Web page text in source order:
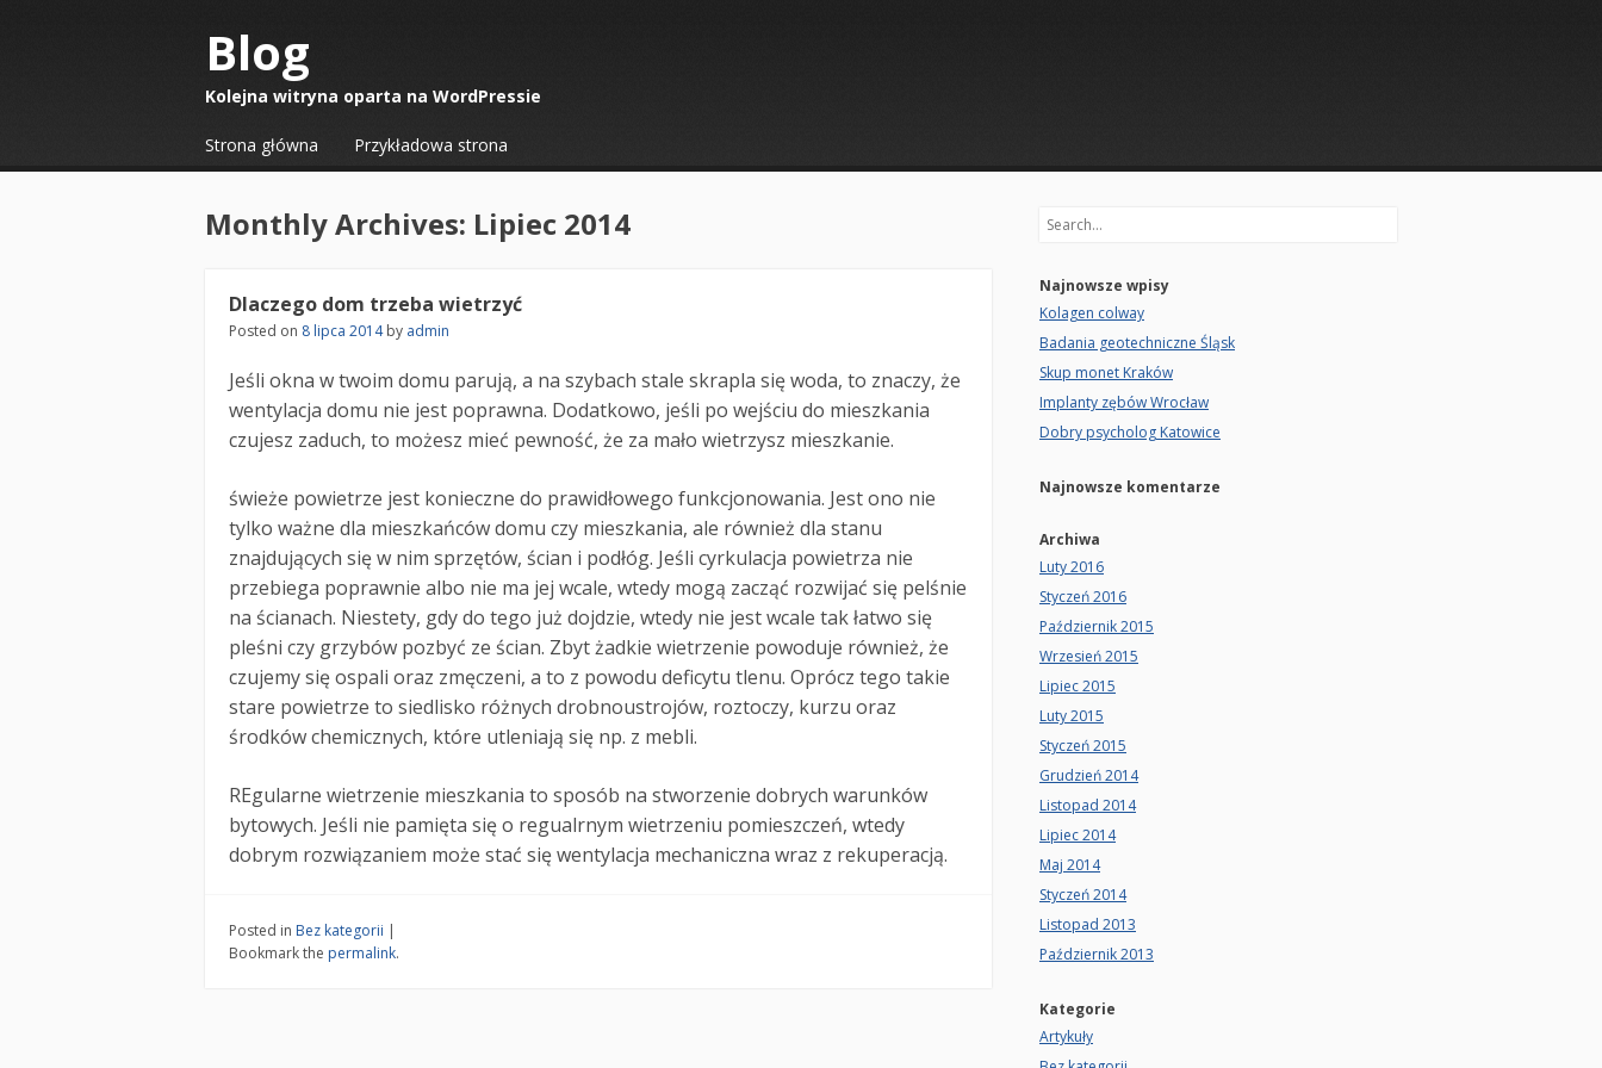
Blog
Kolejna witryna oparta na WordPressie
☰ Menu
Skip to content
Strona główna Przykładowa strona
Monthly Archives: Lipiec 2014
Dlaczego dom trzeba wietrzyć
Posted on 8 lipca 2014by admin
Jeśli okna w twoim domu parują, a na szybach stale skrapla się woda, to znaczy, że
wentylacja domu nie jest poprawna. Dodatkowo, jeśli po wejściu do mieszkania
czujesz zaduch, to możesz mieć pewność, że za mało wietrzysz mieszkanie.
świeże powietrze jest konieczne do prawidłowego funkcjonowania. Jest ono nie
tylko ważne dla mieszkańców domu czy mieszkania, ale również dla stanu
znajdujących się w nim sprzętów, ścian i podłóg. Jeśli cyrkulacja powietrza nie
przebiega poprawnie albo nie ma jej wcale, wtedy mogą zacząć rozwijać się pelśnie
na ścianach. Niestety, gdy do tego już dojdzie, wtedy nie jest wcale tak łatwo się
pleśni czy grzybów pozbyć ze ścian. Zbyt żadkie wietrzenie powoduje również, że
czujemy się ospali oraz zmęczeni, a to z powodu deficytu tlenu. Oprócz tego takie
stare powietrze to siedlisko różnych drobnoustrojów, roztoczy, kurzu oraz
środków chemicznych, które utleniają się np. z mebli.
REgularne wietrzenie mieszkania to sposób na stworzenie dobrych warunków
bytowych. Jeśli nie pamięta się o regualrnym wietrzeniu pomieszczeń, wtedy
dobrym rozwiązaniem może stać się wentylacja mechaniczna wraz z rekuperacją.
Posted in Bez kategorii |
Bookmark the permalink.
Search
Najnowsze wpisy
Kolagen colway
Badania geotechniczne Śląsk
Skup monet Kraków
Implanty zębów Wrocław
Dobry psycholog Katowice
Najnowsze komentarze
Archiwa
Luty 2016
Styczeń 2016
Październik 2015
Wrzesień 2015
Lipiec 2015
Luty 2015
Styczeń 2015
Grudzień 2014
Listopad 2014
Lipiec 2014
Maj 2014
Styczeń 2014
Listopad 2013
Październik 2013
Kategorie
Artykuły